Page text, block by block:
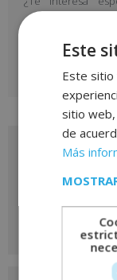
desafiantes de la
ampliar tu perfil
oncología.Este
Este sitio
sitio
de
Más